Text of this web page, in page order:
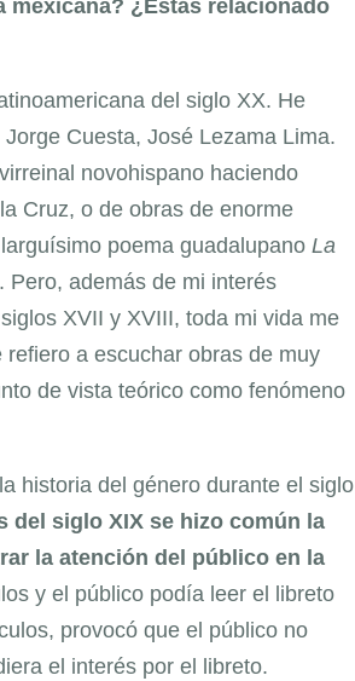
¿Estás relacionado
del siglo XX. He
Cuesta, José Lezama Lima.
novohispano haciendo
Cruz, o de obras de enorme
poema guadalupano La
Pero, además de mi interés
XVII y XVIII, toda mi vida me
a escuchar obras de muy
de vista teórico como fenómeno
historia del género durante el siglo
del siglo XIX se hizo común la
la atención del público en la
y el público podía leer el libreto
provocó que el público no
el interés por el libreto.